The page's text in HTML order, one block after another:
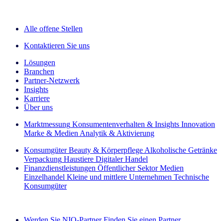
Alle offene Stellen
Kontaktieren Sie uns
Lösungen
Branchen
Partner-Netzwerk
Insights
Karriere
Über uns
Marktmessung Konsumentenverhalten & Insights Innovation
Marke & Medien Analytik & Aktivierung
Konsumgüter Beauty & Körperpflege Alkoholische Getränke
Verpackung Haustiere Digitaler Handel
Finanzdienstleistungen Öffentlicher Sektor Medien
Einzelhandel Kleine und mittlere Unternehmen Technische
Konsumgüter